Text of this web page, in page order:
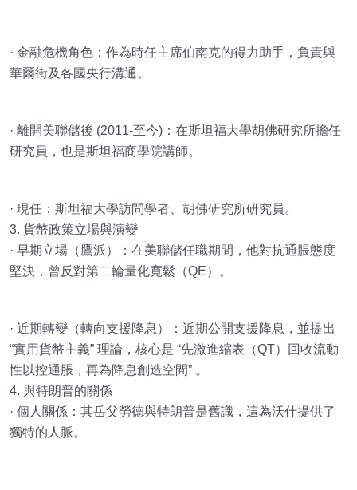
· 金融危機角色：作為時任主席伯南克的得力助手，負責與
華爾街及各國央行溝通。
· 離開美聯儲後 (2011-至今)：在斯坦福大學胡佛研究所擔任
研究員，也是斯坦福商學院講師。
· 現任：斯坦福大學訪問學者、胡佛研究所研究員。
3. 貨幣政策立場與演變
· 早期立場（鷹派）：在美聯儲任職期間，他對抗通脹態度
堅決，曾反對第二輪量化寬鬆（QE）。
· 近期轉變（轉向支援降息）：近期公開支援降息，並提出
“實用貨幣主義” 理論，核心是 “先激進縮表（QT）回收流動
性以控通脹，再為降息創造空間” 。
4. 與特朗普的關係
· 個人關係：其岳父勞德與特朗普是舊識，這為沃什提供了
獨特的人脈。